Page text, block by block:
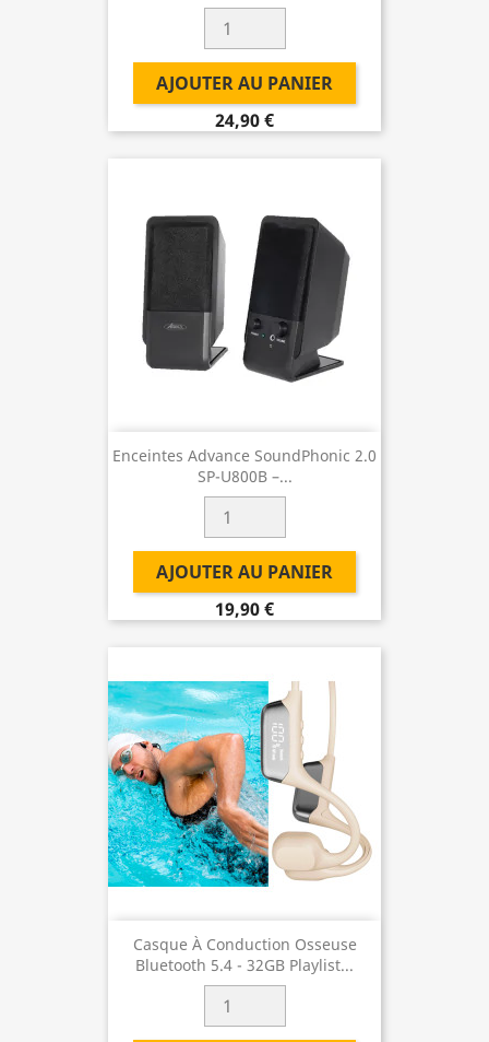
AJOUTER AU PANIER
24,90 €
Enceintes Advance SoundPhonic 2.0
SP-U800B –...
AJOUTER AU PANIER
19,90 €
Casque À Conduction Osseuse
Bluetooth 5.4 - 32GB Playlist...